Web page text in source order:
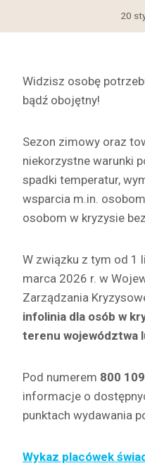
20
Widzisz osobę
bądź obojętny!
Sezon zimowy oraz
niekorzystne warunki
spadki temperatur,
wsparcia m.in.
osobom w kryzysie
W związku z tym od 1
marca 2026 r. w
Zarządzania
infolinia dla osób w
terenu województwa
Pod numerem 800
informacje o
punktach wydawania
Wykaz placówek